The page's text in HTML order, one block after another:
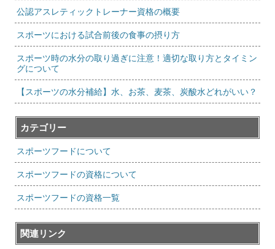
公認アスレティックトレーナー資格の概要
スポーツにおける試合前後の食事の摂り方
スポーツ時の水分の取り過ぎに注意！適切な取り方とタイミン
グについて
【スポーツの水分補給】水、お茶、麦茶、炭酸水どれがいい？
カテゴリー
スポーツフードについて
スポーツフードの資格について
スポーツフードの資格一覧
関連リンク